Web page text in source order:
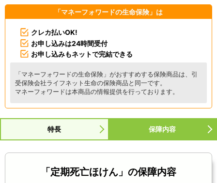
「マネーフォワードの生命保険」は
クレカ払いOK!
お申し込みは24時間受付
お申し込みもネットで完結できる
「マネーフォワードの生命保険」がおすすめする保険商品は、引
受保険会社ライフネット生命の保険商品と同一です。
マネーフォワードは本商品の情報提供を行っております。
特長 保障内容
「定期死亡ほけん」の保障内容